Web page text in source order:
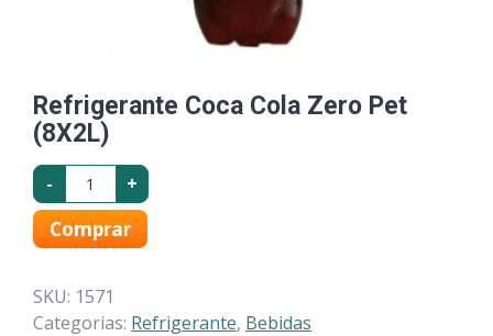
Refrigerante Coca Cola Zero Pet
(8X2L)
- +
Comprar
SKU: 1571
Categorias: Refrigerante, Bebidas